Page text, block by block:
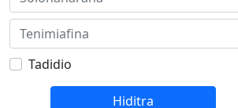
Tadidio
Hiditra